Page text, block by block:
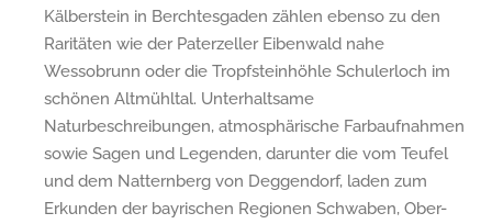
Kälberstein in Berchtesgaden zählen ebenso zu den
Raritäten wie der Paterzeller Eibenwald nahe
Wessobrunn oder die Tropfsteinhöhle Schulerloch im
schönen Altmühltal. Unterhaltsame
Naturbeschreibungen, atmosphärische Farbaufnahmen
sowie Sagen und Legenden, darunter die vom Teufel
und dem Natternberg von Deggendorf, laden zum
Erkunden der bayrischen Regionen Schwaben, Ober-